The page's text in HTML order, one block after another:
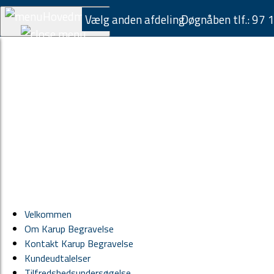
HovedmenuVælg anden afdelingDøgnåben tlf.:97
Velkommen
Om Karup Begravelse
Kontakt Karup Begravelse
Kundeudtalelser